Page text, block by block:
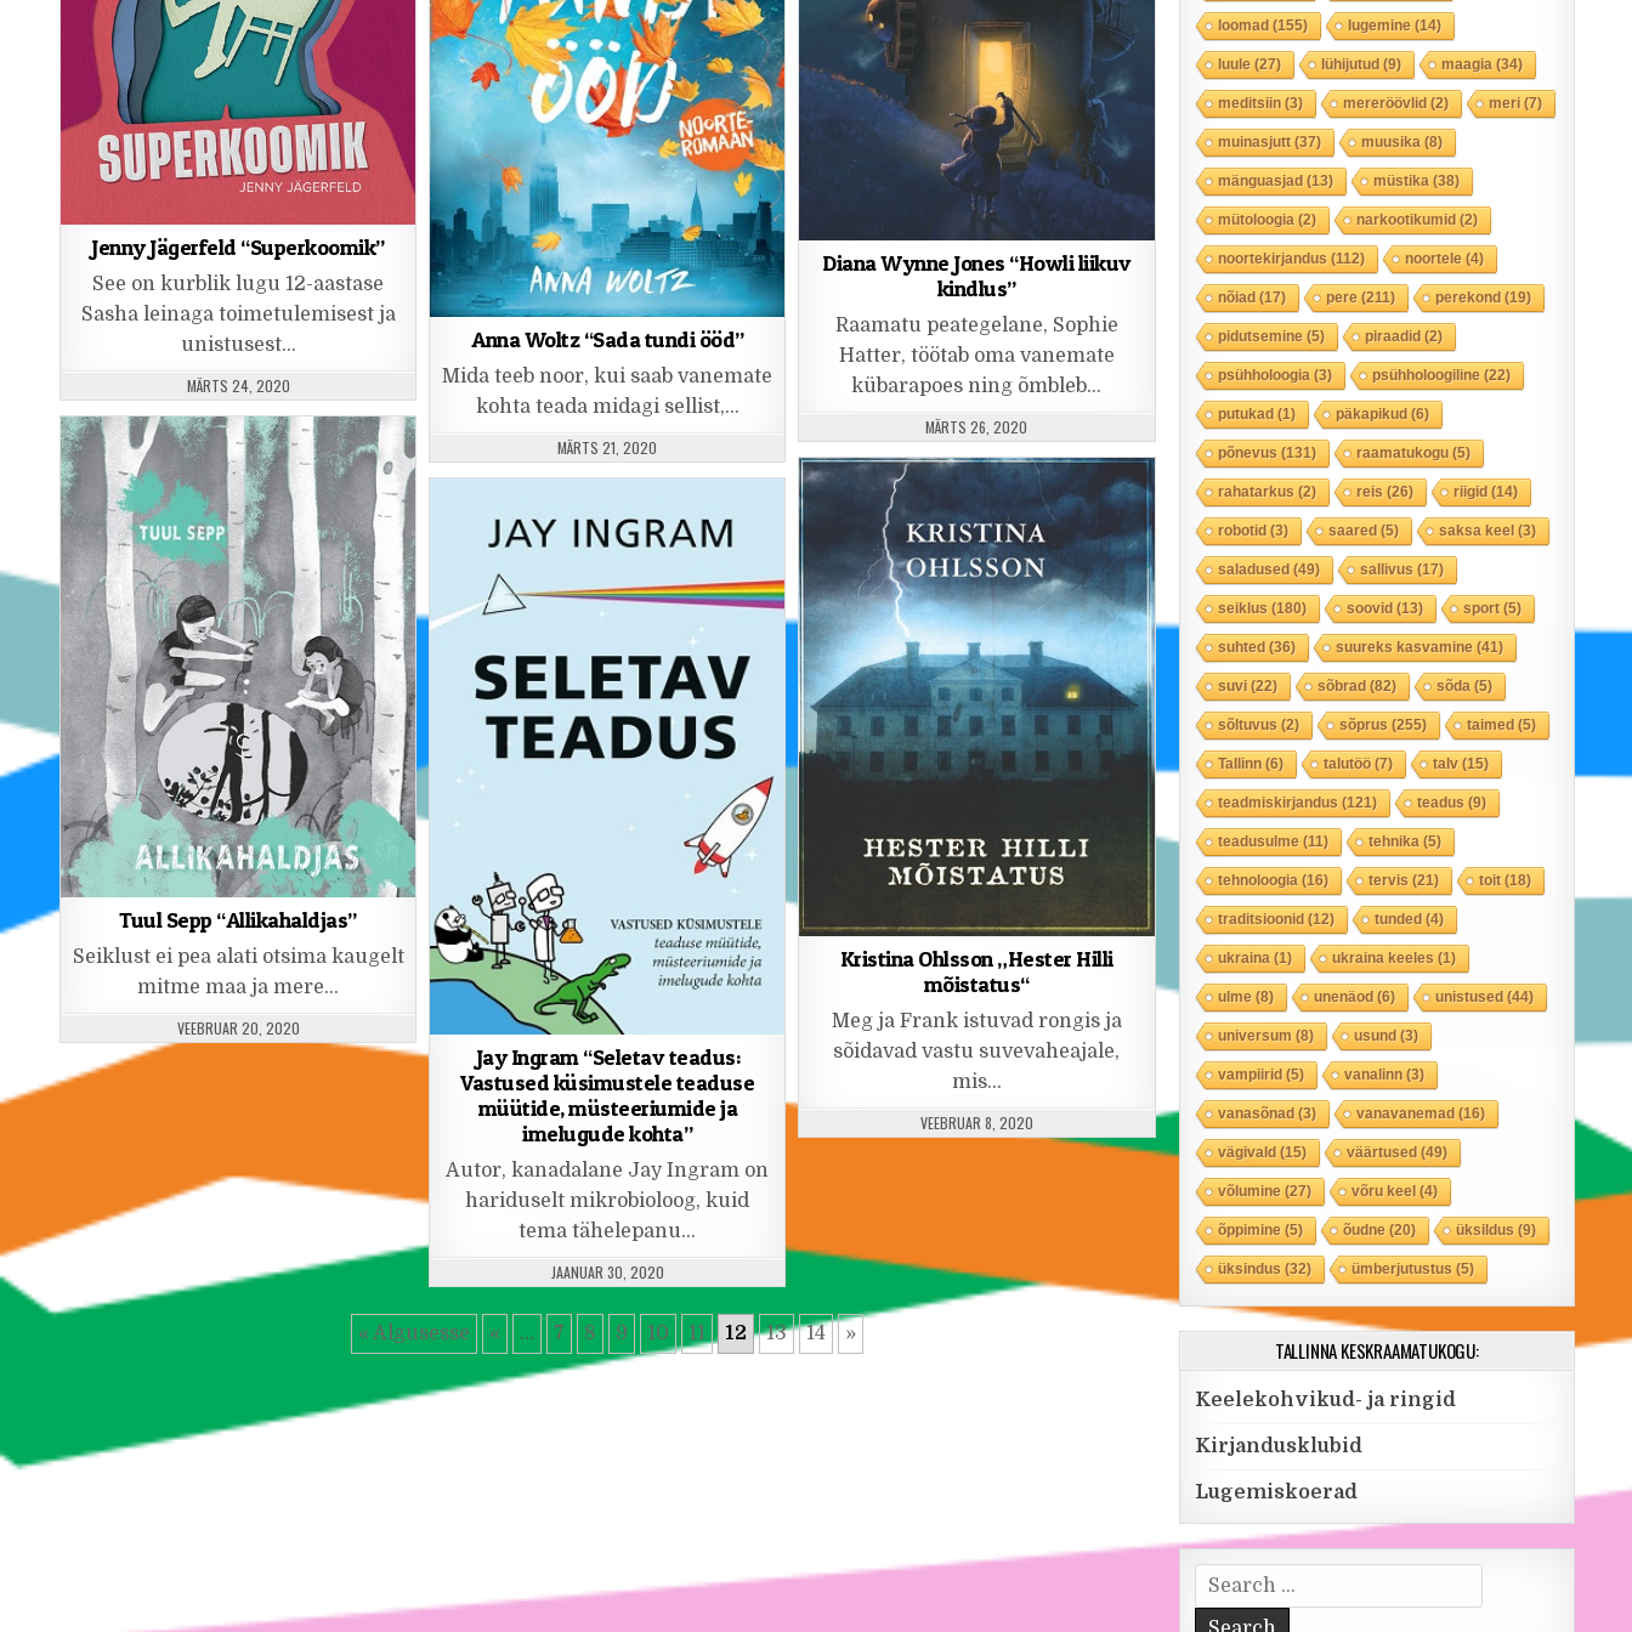
Diana Wynne Jones “Howli liikuv
kindlus”
Raamatu peategelane, Sophie
Hatter, töötab oma vanemate
kübarapoes ning õmbleb…
PUBLISHED DATE:
MÄRTS 26, 2020
Jenny Jägerfeld “Superkoomik”
See on kurblik lugu 12-aastase
Sasha leinaga toimetulemisest ja
unistusest…
PUBLISHED DATE:
MÄRTS 24, 2020
Anna Woltz “Sada tundi ööd”
Mida teeb noor, kui saab vanemate
kohta teada midagi sellist,…
PUBLISHED DATE:
MÄRTS 21, 2020
Tuul Sepp “Allikahaldjas”
Seiklust ei pea alati otsima kaugelt
mitme maa ja mere…
PUBLISHED DATE:
VEEBRUAR 20, 2020
Kristina Ohlsson „Hester Hilli
mõistatus“
Meg ja Frank istuvad rongis ja
sõidavad vastu suvevaheajale,
mis…
PUBLISHED DATE:
VEEBRUAR 8, 2020
Jay Ingram “Seletav teadus:
Vastused küsimustele teaduse
müütide, müsteeriumide ja
imelugude kohta”
Autor, kanadalane Jay Ingram on
hariduselt mikrobioloog, kuid
tema tähelepanu…
PUBLISHED DATE:
JAANUAR 30, 2020
« Algusesse « ... 7 8 9 10 11 12 13 14 »
loomad(155) lugemine(14)
luule(27) lühijutud(9) maagia(34)
meditsiin(3) mereröövlid(2) meri(7)
muinasjutt(37) muusika(8)
mänguasjad(13) müstika(38)
mütoloogia(2) narkootikumid(2)
noortekirjandus(112) noortele(4)
nõiad(17) pere(211) perekond(19)
pidutsemine(5) piraadid(2)
psühholoogia(3) psühholoogiline(22)
putukad(1) päkapikud(6)
põnevus(131) raamatukogu(5)
rahatarkus(2) reis(26) riigid(14)
robotid(3) saared(5) saksa keel(3)
saladused(49) sallivus(17)
seiklus(180) soovid(13) sport(5)
suhted(36) suureks kasvamine(41)
suvi(22) sõbrad(82) sõda(5)
sõltuvus(2) sõprus(255) taimed(5)
Tallinn(6) talutöö(7) talv(15)
teadmiskirjandus(121) teadus(9)
teadusulme(11) tehnika(5)
tehnoloogia(16) tervis(21) toit(18)
traditsioonid(12) tunded(4)
ukraina(1) ukraina keeles(1)
ulme(8) unenäod(6) unistused(44)
universum(8) usund(3)
vampiirid(5) vanalinn(3)
vanasõnad(3) vanavanemad(16)
vägivald(15) väärtused(49)
võlumine(27) võru keel(4)
õppimine(5) õudne(20) üksildus(9)
üksindus(32) ümberjutustus(5)
TALLINNA KESKRAAMATUKOGU:
Keelekohvikud- ja ringid
Kirjandusklubid
Lugemiskoerad
Search for: